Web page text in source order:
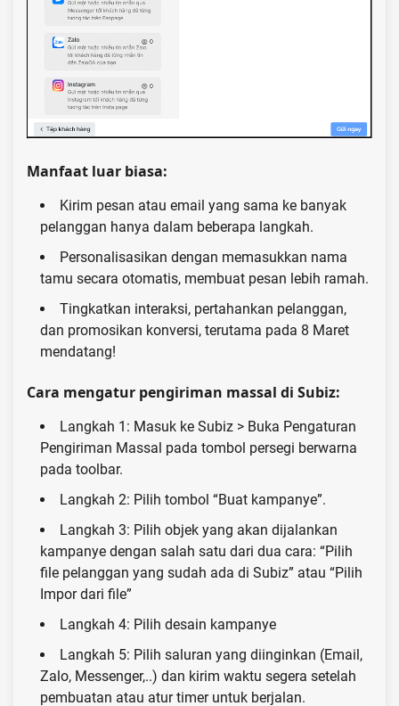
Manfaat luar biasa:
Kirim pesan atau email yang sama ke banyak
pelanggan hanya dalam beberapa langkah.
Personalisasikan dengan memasukkan nama
tamu secara otomatis, membuat pesan lebih ramah.
Tingkatkan interaksi, pertahankan pelanggan,
dan promosikan konversi, terutama pada 8 Maret
mendatang!
Cara mengatur pengiriman massal di Subiz:
Langkah 1: Masuk ke Subiz > Buka Pengaturan
Pengiriman Massal pada tombol persegi berwarna
pada toolbar.
Langkah 2: Pilih tombol “Buat kampanye”.
Langkah 3: Pilih objek yang akan dijalankan
kampanye dengan salah satu dari dua cara: “Pilih
file pelanggan yang sudah ada di Subiz” atau “Pilih
Impor dari file”
Langkah 4: Pilih desain kampanye
Langkah 5: Pilih saluran yang diinginkan (Email,
Zalo, Messenger,..) dan kirim waktu segera setelah
pembuatan atau atur timer untuk berjalan.